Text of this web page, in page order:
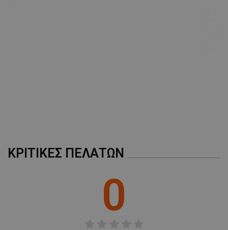
ΚΡΙΤΙΚΈΣ ΠΕΛΑΤΏΝ
0